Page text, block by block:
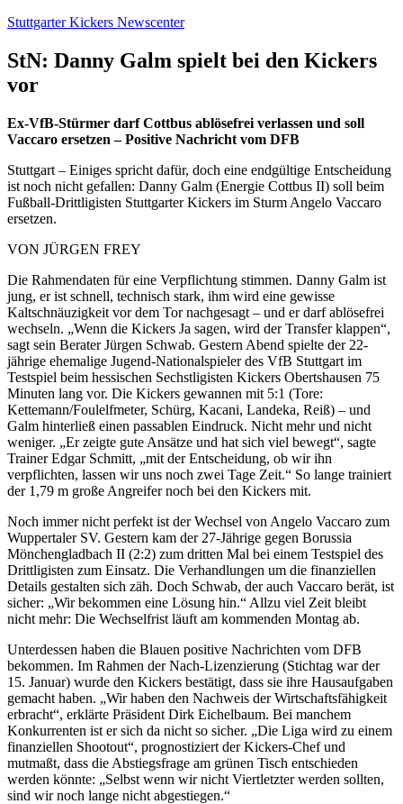
Zum
springen
Stuttgarter Kickers Newscenter
StN: Danny Galm spielt bei den Kickers
vor
Ex-VfB-Stürmer darf Cottbus ablösefrei verlassen und soll
Vaccaro ersetzen – Positive Nachricht vom DFB
Stuttgart – Einiges spricht dafür, doch eine endgültige Entscheidung
ist noch nicht gefallen: Danny Galm (Energie Cottbus II) soll beim
Fußball-Drittligisten Stuttgarter Kickers im Sturm Angelo Vaccaro
ersetzen.
VON JÜRGEN FREY
Die Rahmendaten für eine Verpflichtung stimmen. Danny Galm ist
jung, er ist schnell, technisch stark, ihm wird eine gewisse
Kaltschnäuzigkeit vor dem Tor nachgesagt – und er darf ablösefrei
wechseln. „Wenn die Kickers Ja sagen, wird der Transfer klappen“,
sagt sein Berater Jürgen Schwab. Gestern Abend spielte der 22-
jährige ehemalige Jugend-Nationalspieler des VfB Stuttgart im
Testspiel beim hessischen Sechstligisten Kickers Obertshausen 75
Minuten lang vor. Die Kickers gewannen mit 5:1 (Tore:
Kettemann/Foulelfmeter, Schürg, Kacani, Landeka, Reiß) – und
Galm hinterließ einen passablen Eindruck. Nicht mehr und nicht
weniger. „Er zeigte gute Ansätze und hat sich viel bewegt“, sagte
Trainer Edgar Schmitt, „mit der Entscheidung, ob wir ihn
verpflichten, lassen wir uns noch zwei Tage Zeit.“ So lange trainiert
der 1,79 m große Angreifer noch bei den Kickers mit.
Noch immer nicht perfekt ist der Wechsel von Angelo Vaccaro zum
Wuppertaler SV. Gestern kam der 27-Jährige gegen Borussia
Mönchengladbach II (2:2) zum dritten Mal bei einem Testspiel des
Drittligisten zum Einsatz. Die Verhandlungen um die finanziellen
Details gestalten sich zäh. Doch Schwab, der auch Vaccaro berät, ist
sicher: „Wir bekommen eine Lösung hin.“ Allzu viel Zeit bleibt
nicht mehr: Die Wechselfrist läuft am kommenden Montag ab.
Unterdessen haben die Blauen positive Nachrichten vom DFB
bekommen. Im Rahmen der Nach-Lizenzierung (Stichtag war der
15. Januar) wurde den Kickers bestätigt, dass sie ihre Hausaufgaben
gemacht haben. „Wir haben den Nachweis der Wirtschaftsfähigkeit
erbracht“, erklärte Präsident Dirk Eichelbaum. Bei manchem
Konkurrenten ist er sich da nicht so sicher. „Die Liga wird zu einem
finanziellen Shootout“, prognostiziert der Kickers-Chef und
mutmaßt, dass die Abstiegsfrage am grünen Tisch entschieden
werden könnte: „Selbst wenn wir nicht Viertletzter werden sollten,
sind wir noch lange nicht abgestiegen.“